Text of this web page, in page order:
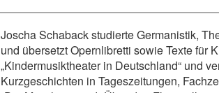
Joscha Schabackstudierte Germanistik,
und übersetzt Opernlibretti sowie Texte für
„Kindermusiktheater in Deutschland“ und
Kurzgeschichten in Tageszeitungen,